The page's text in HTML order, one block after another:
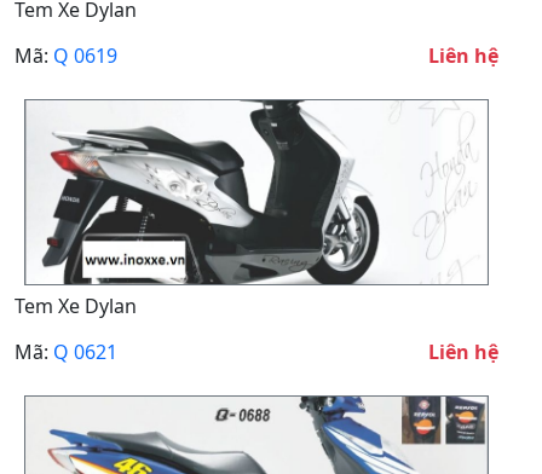
Tem Xe Dylan
Mã: Q 0619 Liên hệ
Tem Xe Dylan
Mã: Q 0621 Liên hệ